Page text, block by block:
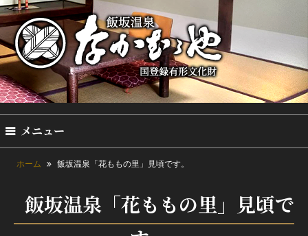
メニュー
ホーム 飯坂温泉「花ももの里」見頃です。
飯坂温泉「花ももの里」見頃で